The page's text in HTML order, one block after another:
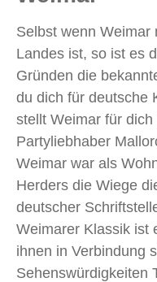
Selbst wenn Weimar
Landes ist, so ist es
Gründen die
du dich für deutsche
stellt Weimar für
Partyliebhaber
Weimar war als
Herders die Wiege
deutscher
Weimarer Klassik ist
ihnen in Verbindung
Sehenswürdigkeiten